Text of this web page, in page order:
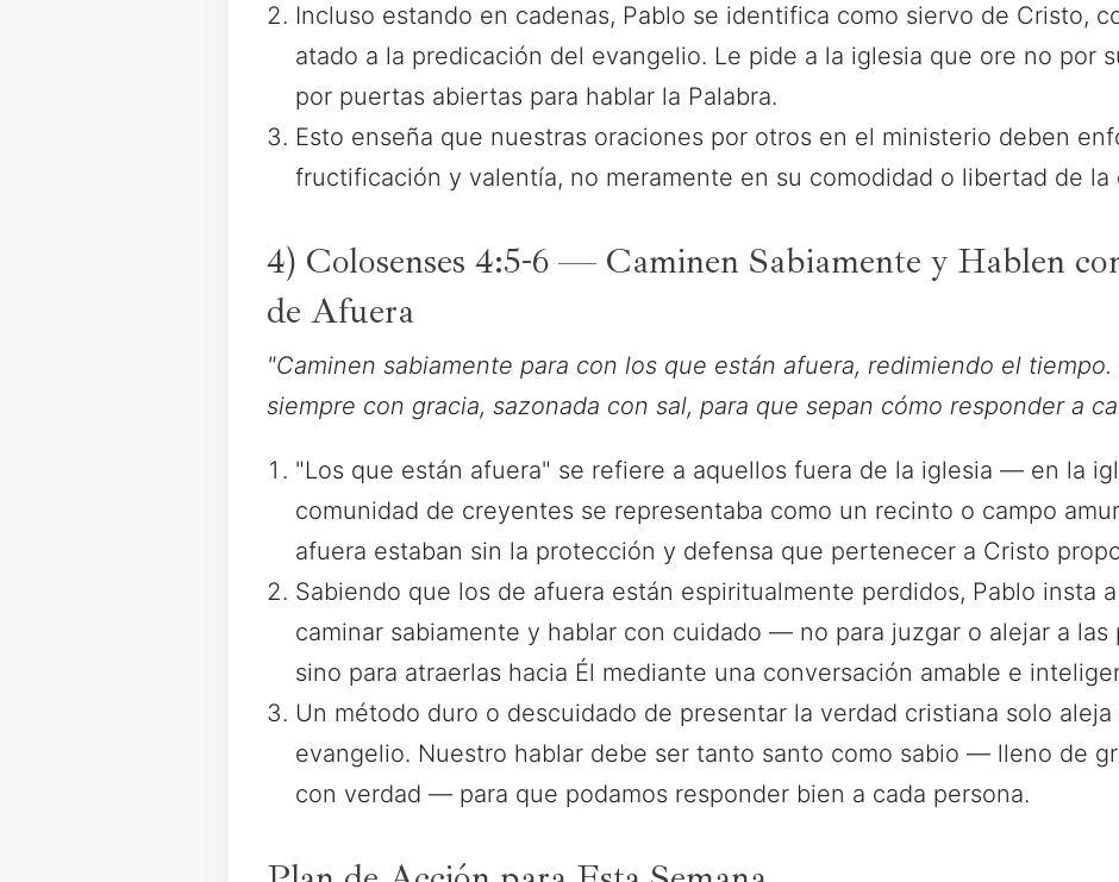
Incluso estando en cadenas, Pablo se identifica como siervo de Cristo,
atado a la predicación del evangelio. Le pide a la iglesia que ore no por
por puertas abiertas para hablar la Palabra.
Esto enseña que nuestras oraciones por otros en el ministerio deben
fructificación y valentía, no meramente en su comodidad o libertad de la
4) Colosenses 4:5-6 — Caminen Sabiamente y Hablen
de Afuera
"Caminen sabiamente para con los que están afuera, redimiendo el tiempo.
siempre con gracia, sazonada con sal, para que sepan cómo responder a
"Los que están afuera" se refiere a aquellos fuera de la iglesia — en la
comunidad de creyentes se representaba como un recinto o campo
afuera estaban sin la protección y defensa que pertenecer a Cristo
Sabiendo que los de afuera están espiritualmente perdidos, Pablo insta
caminar sabiamente y hablar con cuidado — no para juzgar o alejar a las
sino para atraerlas hacia Él mediante una conversación amable e
Un método duro o descuidado de presentar la verdad cristiana solo aleja
evangelio. Nuestro hablar debe ser tanto santo como sabio — lleno de
con verdad — para que podamos responder bien a cada persona.